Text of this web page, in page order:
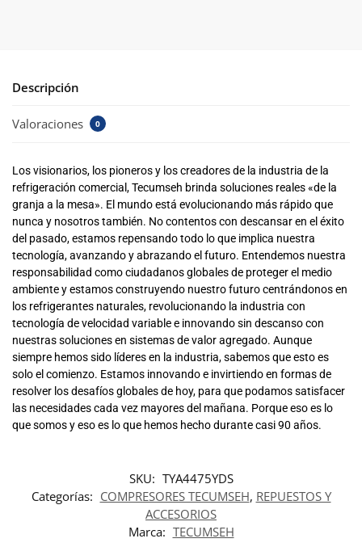
Descripción
Valoraciones 0
Los visionarios, los pioneros y los creadores de la industria de la
refrigeración comercial, Tecumseh brinda soluciones reales «de la
granja a la mesa». El mundo está evolucionando más rápido que
nunca y nosotros también. No contentos con descansar en el éxito
del pasado, estamos repensando todo lo que implica nuestra
tecnología, avanzando y abrazando el futuro. Entendemos nuestra
responsabilidad como ciudadanos globales de proteger el medio
ambiente y estamos construyendo nuestro futuro centrándonos en
los refrigerantes naturales, revolucionando la industria con
tecnología de velocidad variable e innovando sin descanso con
nuestras soluciones en sistemas de valor agregado. Aunque
siempre hemos sido líderes en la industria, sabemos que esto es
solo el comienzo. Estamos innovando e invirtiendo en formas de
resolver los desafíos globales de hoy, para que podamos satisfacer
las necesidades cada vez mayores del mañana. Porque eso es lo
que somos y eso es lo que hemos hecho durante casi 90 años.
SKU: TYA4475YDS
Categorías: COMPRESORES TECUMSEH, REPUESTOS Y
ACCESORIOS
Marca: TECUMSEH